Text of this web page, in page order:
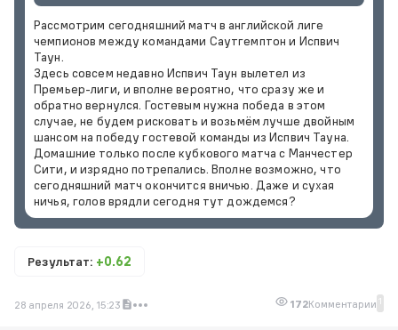
Рассмотрим сегодняшний матч в английской лиге
чемпионов между командами Саутгемптон и Испвич
Таун.
Здесь совсем недавно Испвич Таун вылетел из
Премьер-лиги, и вполне вероятно, что сразу же и
обратно вернулся. Гостевым нужна победа в этом
случае, не будем рисковать и возьмём лучше двойным
шансом на победу гостевой команды из Испвич Тауна.
Домашние только после кубкового матча с Манчестер
Сити, и изрядно потрепались. Вполне возможно, что
сегодняшний матч окончится вничью. Даже и сухая
ничья, голов врядли сегодня тут дождемся?
Результат: +0.62
28 апреля 2026, 15:23 172Комментарии 1